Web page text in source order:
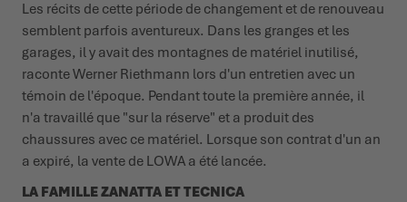
Les récits de cette période de changement et de renouveau
semblent parfois aventureux. Dans les granges et les
garages, il y avait des montagnes de matériel inutilisé,
raconte Werner Riethmann lors d'un entretien avec un
témoin de l'époque. Pendant toute la première année, il
n'a travaillé que "sur la réserve" et a produit des
chaussures avec ce matériel. Lorsque son contrat d'un an
a expiré, la vente de LOWA a été lancée.
LA FAMILLE ZANATTA ET TECNICA